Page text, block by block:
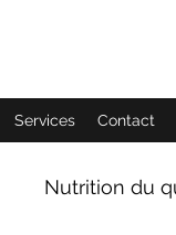
Services Contact
Nutrition du